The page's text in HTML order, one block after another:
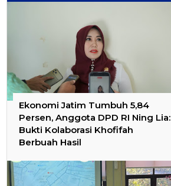
Ekonomi Jatim Tumbuh 5,84
Persen, Anggota DPD RI Ning Lia:
Bukti Kolaborasi Khofifah
Berbuah Hasil